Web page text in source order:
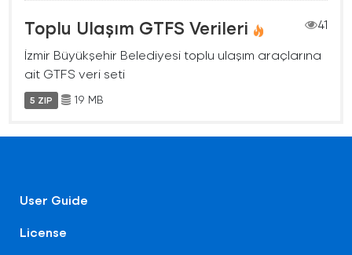
Toplu Ulaşım GTFS Verileri
41
İzmir Büyükşehir Belediyesi toplu ulaşım araçlarına
ait GTFS veri seti
5 ZIP 19 MB
User Guide
License